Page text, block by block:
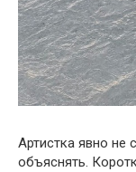
Артистка явно не
объяснять.